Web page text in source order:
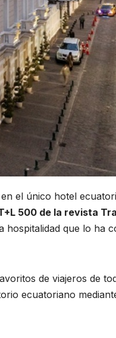
el único hotel
500 de la revista
hospitalidad que lo ha
de viajeros de
ecuatoriano